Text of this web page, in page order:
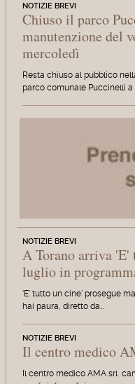
NOTIZIE BREVI
Chiuso il parco
manutenzione del
mercoledì
Resta chiuso al pubblico
parco comunale Puccinelli a
NOTIZIE BREVI
A Torano arriva
luglio in
'E' tutto un cine' prosegue
hai paura, diretto da…
NOTIZIE BREVI
Il centro medico
Il centro medico AMA srl